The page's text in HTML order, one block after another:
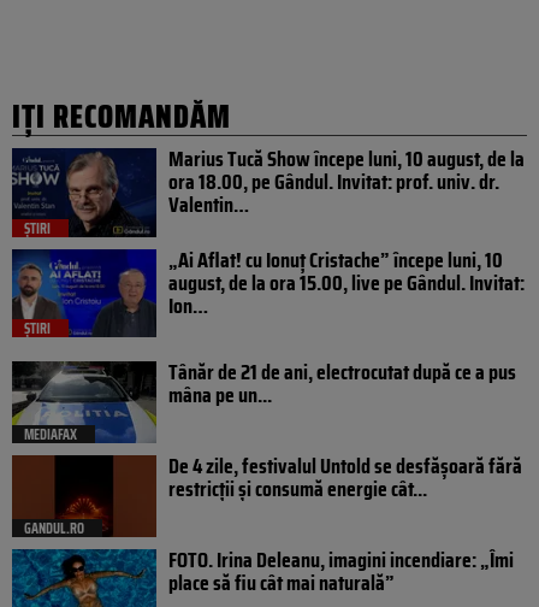
IȚI RECOMANDĂM
ȘTIRI
Marius Tucă Show începe luni, 10 august, de la
ora 18.00, pe Gândul. Invitat: prof. univ. dr.
Valentin…
ȘTIRI
„Ai Aflat! cu Ionuț Cristache” începe luni, 10
august, de la ora 15.00, live pe Gândul. Invitat:
Ion…
MEDIAFAX
Tânăr de 21 de ani, electrocutat după ce a pus
mâna pe un...
GANDUL.RO
De 4 zile, festivalul Untold se desfășoară fără
restricții și consumă energie cât...
FOTO. Irina Deleanu, imagini incendiare: „Îmi
place să fiu cât mai naturală”